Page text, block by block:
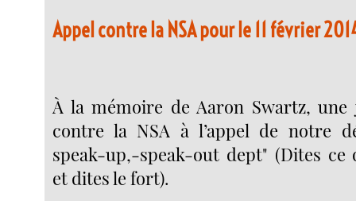
Appel contre la NSA pour le 11 février
À la mémoire de Aaron Swartz, une
contre la NSA à l’appel de notre
speak-up,-speak-out dept" (Dites ce
et dites le fort).